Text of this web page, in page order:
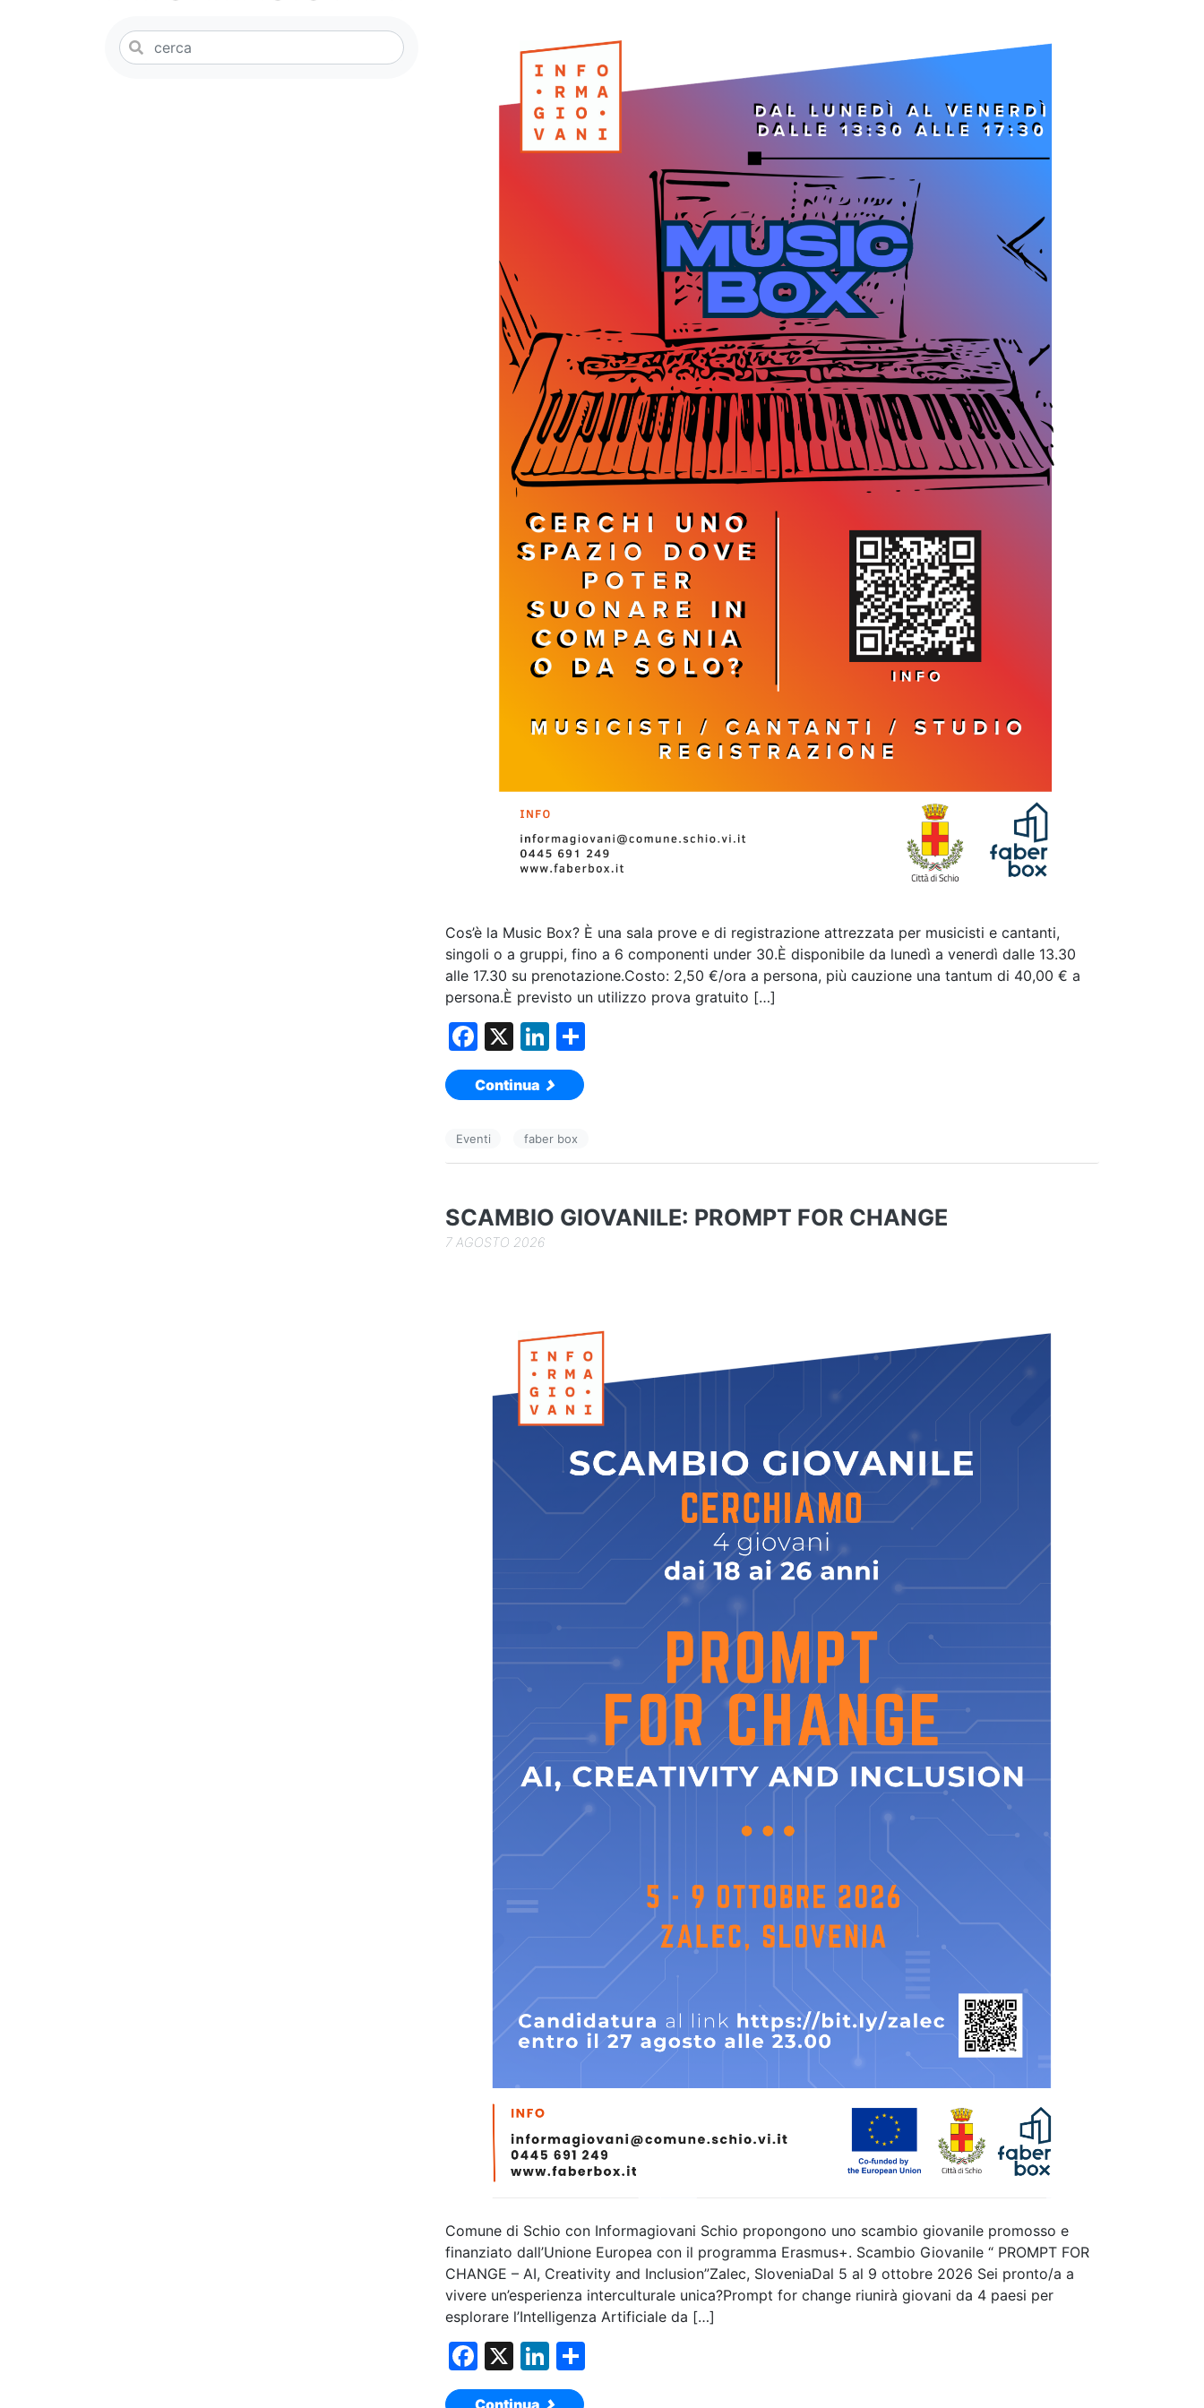
Cos’è la Music Box? È una sala prove e di registrazione attrezzata per musicisti e cantanti,
singoli o a gruppi, fino a 6 componenti under 30.È disponibile da lunedì a venerdì dalle 13.30
alle 17.30 su prenotazione.Costo: 2,50 €/ora a persona, più cauzione una tantum di 40,00 € a
persona.È previsto un utilizzo prova gratuito […]
F
a
c
b
o
k
X
Li
n
k
dI
Continua
Eventi faber box
SCAMBIO GIOVANILE: PROMPT FOR CHANGE
7 AGOSTO 2026
Comune di Schio con Informagiovani Schio propongono uno scambio giovanile promosso e
finanziato dall’Unione Europea con il programma Erasmus+. Scambio Giovanile “ PROMPT FOR
CHANGE – AI, Creativity and Inclusion”Zalec, SloveniaDal 5 al 9 ottobre 2026 Sei pronto/a a
vivere un’esperienza interculturale unica?Prompt for change riunirà giovani da 4 paesi per
esplorare l’Intelligenza Artificiale da […]
F
a
X
Li
n
Continua